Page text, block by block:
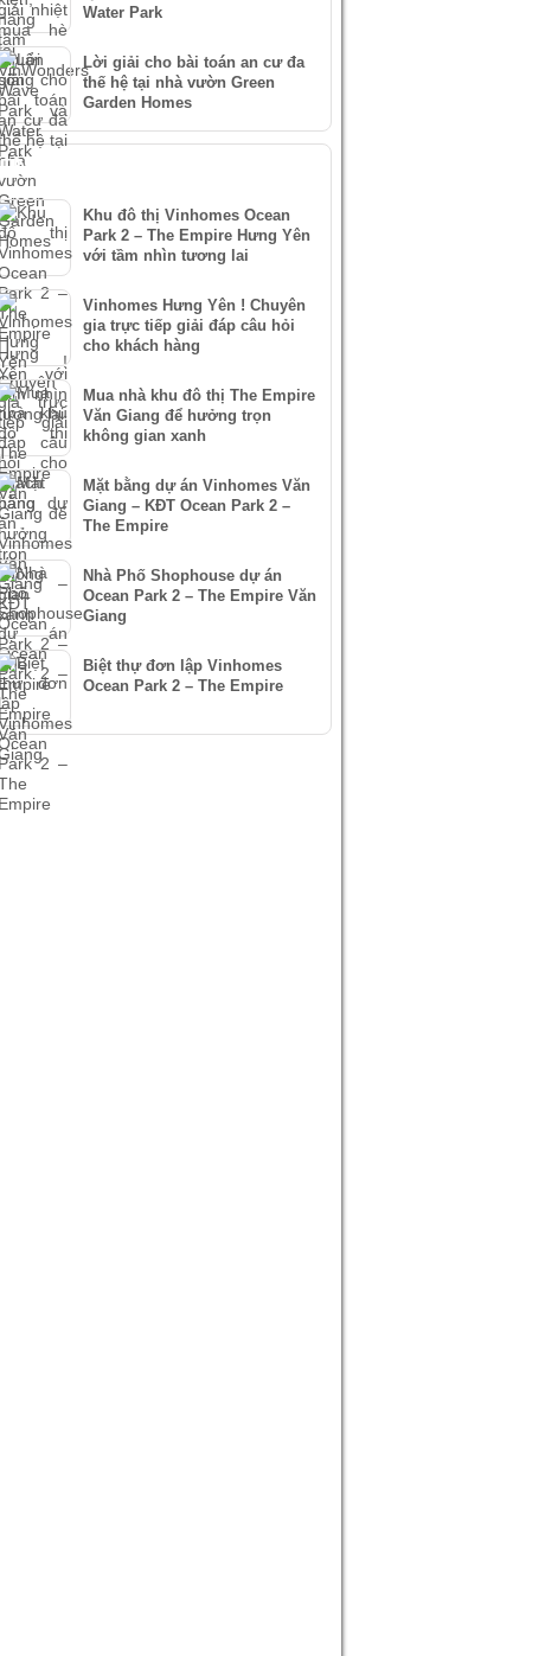
Water Park
Lời giải cho bài toán an cư đa
thế hệ tại nhà vườn Green
Garden Homes
TIN XEM NHIỀU
Khu đô thị Vinhomes Ocean
Park 2 – The Empire Hưng Yên
với tầm nhìn tương lai
Vinhomes Hưng Yên ! Chuyên
gia trực tiếp giải đáp câu hỏi
cho khách hàng
Mua nhà khu đô thị The Empire
Văn Giang để hưởng trọn
không gian xanh
Mặt bằng dự án Vinhomes Văn
Giang – KĐT Ocean Park 2 –
The Empire
Nhà Phố Shophouse dự án
Ocean Park 2 – The Empire Văn
Giang
Biệt thự đơn lập Vinhomes
Ocean Park 2 – The Empire